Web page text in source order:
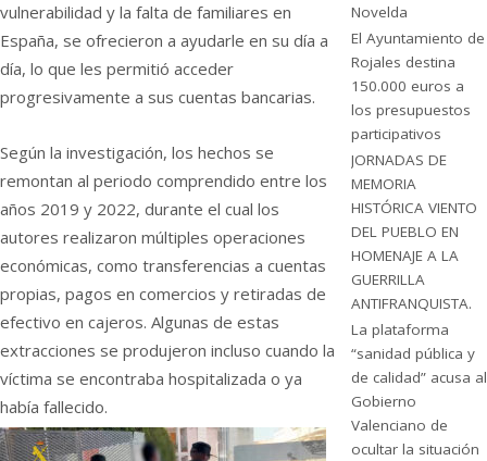
vulnerabilidad y la falta de familiares en
España, se ofrecieron a ayudarle en su día a
día, lo que les permitió acceder
progresivamente a sus cuentas bancarias.
Según la investigación, los hechos se
remontan al periodo comprendido entre los
años 2019 y 2022, durante el cual los
autores realizaron múltiples operaciones
económicas, como transferencias a cuentas
propias, pagos en comercios y retiradas de
efectivo en cajeros. Algunas de estas
extracciones se produjeron incluso cuando la
víctima se encontraba hospitalizada o ya
había fallecido.
Novelda
El Ayuntamiento de
Rojales destina
150.000 euros a
los presupuestos
participativos
JORNADAS DE
MEMORIA
HISTÓRICA VIENTO
DEL PUEBLO EN
HOMENAJE A LA
GUERRILLA
ANTIFRANQUISTA.
La plataforma
“sanidad pública y
de calidad” acusa al
Gobierno
Valenciano de
ocultar la situación